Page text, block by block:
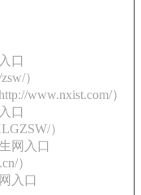
口
）
www.nxist.com/）
口
）
网入口
）
入口